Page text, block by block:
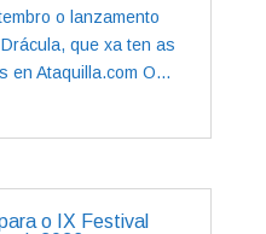
o lanzamento
que xa ten as
en Ataquilla.com O...
o IX Festival